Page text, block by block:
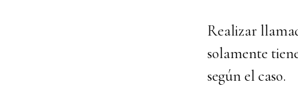
Realizar
solamente
según el caso.